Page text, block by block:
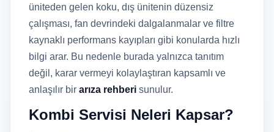
üniteden gelen koku, dış ünitenin düzensiz
çalışması, fan devrindeki dalgalanmalar ve filtre
kaynaklı performans kayıpları gibi konularda hızlı
bilgi arar. Bu nedenle burada yalnızca tanıtım
değil, karar vermeyi kolaylaştıran kapsamlı ve
anlaşılır bir arıza rehberi sunulur.
Kombi Servisi Neleri Kapsar?